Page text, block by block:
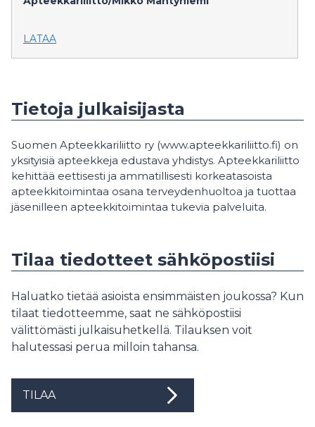
LATAA
Tietoja julkaisijasta
Suomen Apteekkariliitto ry (www.apteekkariliitto.fi) on
yksityisiä apteekkeja edustava yhdistys. Apteekkariliitto
kehittää eettisesti ja ammatillisesti korkeatasoista
apteekkitoimintaa osana terveydenhuoltoa ja tuottaa
jäsenilleen apteekkitoimintaa tukevia palveluita.
Tilaa tiedotteet sähköpostiisi
Haluatko tietää asioista ensimmäisten joukossa? Kun
tilaat tiedotteemme, saat ne sähköpostiisi
välittömästi julkaisuhetkellä. Tilauksen voit
halutessasi perua milloin tahansa.
TILAA